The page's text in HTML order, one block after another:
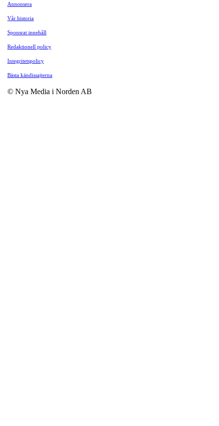
Annonsera
Vår historia
Sponsrat innehåll
Redaktionell policy
Integritetspolicy
Bästa kändissajterna
© Nya Media i Norden AB